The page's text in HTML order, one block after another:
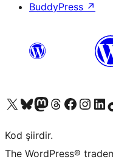
BuddyPress ↗
X (eski Twitter) hesabımıza bakın
Bluesky hesabımızı ziyaret edinMastodon hesabımızı ziyaret edinThreads hesabımızı ziyaret edinFacebook sayfamızı ziyaret edinInstagram hesabımızı ziyaret edin
LinkedIn
Kod şiirdir.
The WordPress®